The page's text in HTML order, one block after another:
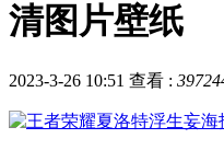
清图片壁纸
2023-3-26 10:51 查看 :